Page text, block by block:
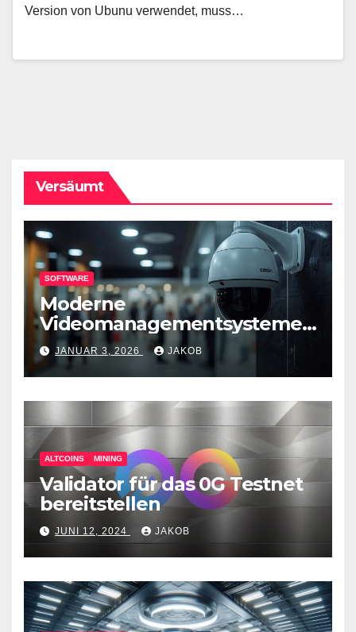
Version von Ubunu verwendet, muss…
Versäumt
SOFTWARE
Moderne
Videomanagementsysteme
(VMS) – mehr als nur
Überwachungswerkzeuge
JANUAR 3, 2026 JAKOB
ALTCOINS MINING
Validator für das 0G Testnet
bereitstellen
JUNI 12, 2024 JAKOB